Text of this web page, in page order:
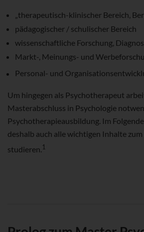
„therapeutisch-klinischer Bereich,
pädagogischer / schulischer Bereich
wissenschaftliche Forschung,
Markt-, Meinungs- und
Personal- und
Um hingegen als Psychotherapeut
Masterabschluss in Psychologie
Psychotherapieausbildung. Im
deshalb auch alle wichtigen Inhalte
studieren.1